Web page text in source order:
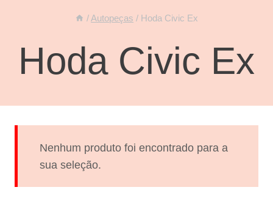
/Autopeças / Hoda Civic Ex
Hoda Civic Ex
Nenhum produto foi encontrado para a
sua seleção.